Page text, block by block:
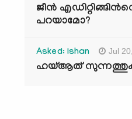
ജീൻ
പറയാമോ?
Asked: Ishan Jul
ഹയ്ആത്